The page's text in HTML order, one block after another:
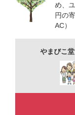
め、
円の
AC）
やまびこ